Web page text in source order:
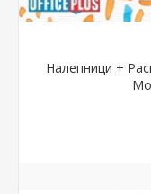
Налепници +